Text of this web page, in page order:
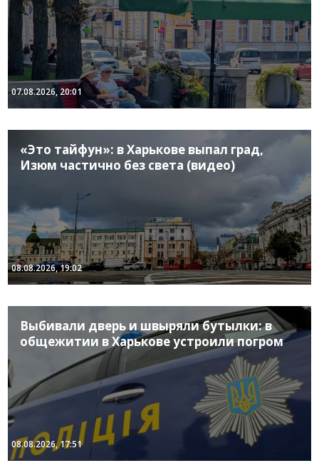
07.08.2026, 20:01
«Это тайфун»: в Харькове выпал град,
Изюм частично без света (видео)
08.08.2026, 19:02
Выбивали дверь и швыряли бутылки: в
общежитии в Харькове устроили погром
08.08.2026, 17:51